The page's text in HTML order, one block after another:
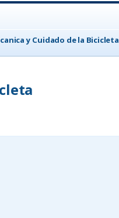
y Cuidado de la Bicicleta